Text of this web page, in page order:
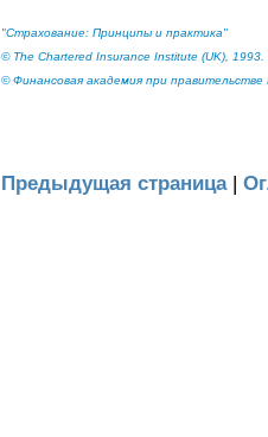
"Страхование: Принципы и практика"
© The Chartered Insurance Institute (UK), 1993.
© Финансовая академия при правительстве
Предыдущая страница|